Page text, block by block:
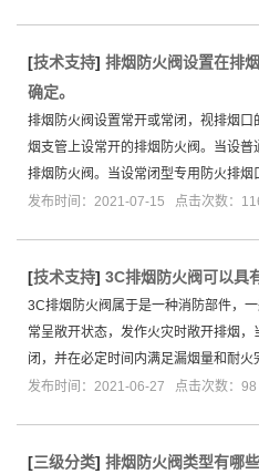
[技术支持] 排烟防火阀设置在排
确定。
排烟防火阀设置常开或常闭，视排烟
烟支管上设常开的排烟防火阀。当设
排烟防火阀。当设常闭型专用防火排烟
发布时间：2021-07-15 点击次数：
[技术支持] 3C排烟防火阀可以具
3C排烟防火阀属于是一种消防部件，
常呈敞开状态，发作火灾时敞开排烟
闭，并在必定时间内满足漏烟量和耐火
发布时间：2021-06-27 点击次数：98
[三级分类] 排烟防火阀类型有哪些